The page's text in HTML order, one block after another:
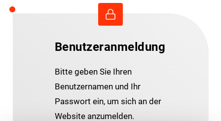
Benutzeranmeldung
Bitte geben Sie Ihren
Benutzernamen und Ihr
Passwort ein, um sich an der
Website anzumelden.